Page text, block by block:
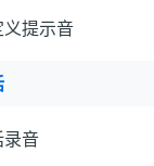
提示音
音